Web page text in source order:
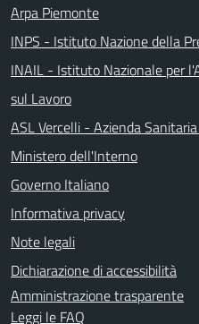
Arpa Piemonte
INPS - Istituto Nazione della
INAIL - Istituto Nazionale per
sul Lavoro
ASL Vercelli - Azienda
Ministero dell'Interno
Governo Italiano
Informativa privacy
Note legali
Dichiarazione di accessibilità
Amministrazione trasparente
Leggi le FAQ